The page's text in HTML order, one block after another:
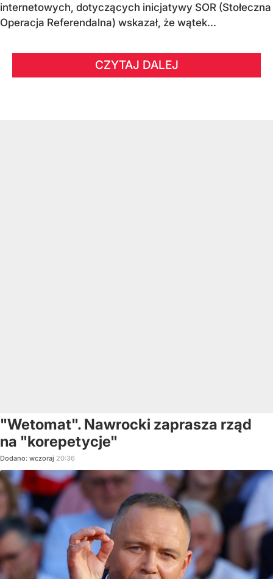
internetowych, dotyczących inicjatywy SOR (Stołeczna
Operacja Referendalna) wskazał, że wątek...
CZYTAJ DALEJ
"Wetomat". Nawrocki zaprasza rząd
na "korepetycje"
Dodano: wczoraj 20:36